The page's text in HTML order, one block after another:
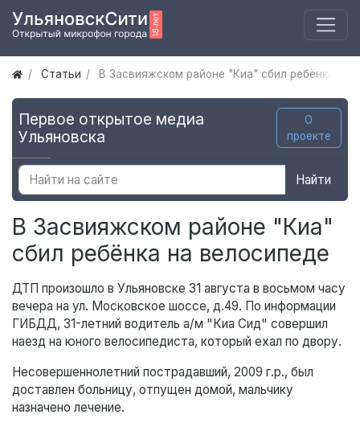
Статьи В Засвияжском районе "Киа" сбил ребёнка на
Первое открытое медиа
Ульяновска
О
проекте
Найти
В Засвияжском районе "Киа"
сбил ребёнка на велосипеде
ДТП произошло в Ульяновске 31 августа в восьмом часу
вечера на ул. Московское шоссе, д.49. По информации
ГИБДД, 31-летний водитель а/м "Киа Сид" совершил
наезд на юного велосипедиста, который ехал по двору.
Несовершеннолетний пострадавший, 2009 г.р., был
доставлен больницу, отпущен домой, мальчику
назначено лечение.